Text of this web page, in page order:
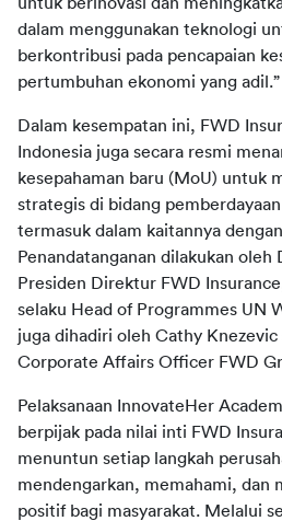
dalam menggunakan teknologi
berkontribusi pada pencapaian
Dalam kesempatan ini, FWD
Indonesia juga secara resmi
kesepahaman baru (MoU) untuk
strategis di bidang
termasuk dalam kaitannya
Penandatanganan dilakukan oleh
Presiden Direktur FWD
selaku Head of Programmes UN
juga dihadiri oleh Cathy
Pelaksanaan InnovateHer
berpijak pada nilai inti FWD
menuntun setiap langkah
mendengarkan, memahami, dan
positif bagi masyarakat. Melalui